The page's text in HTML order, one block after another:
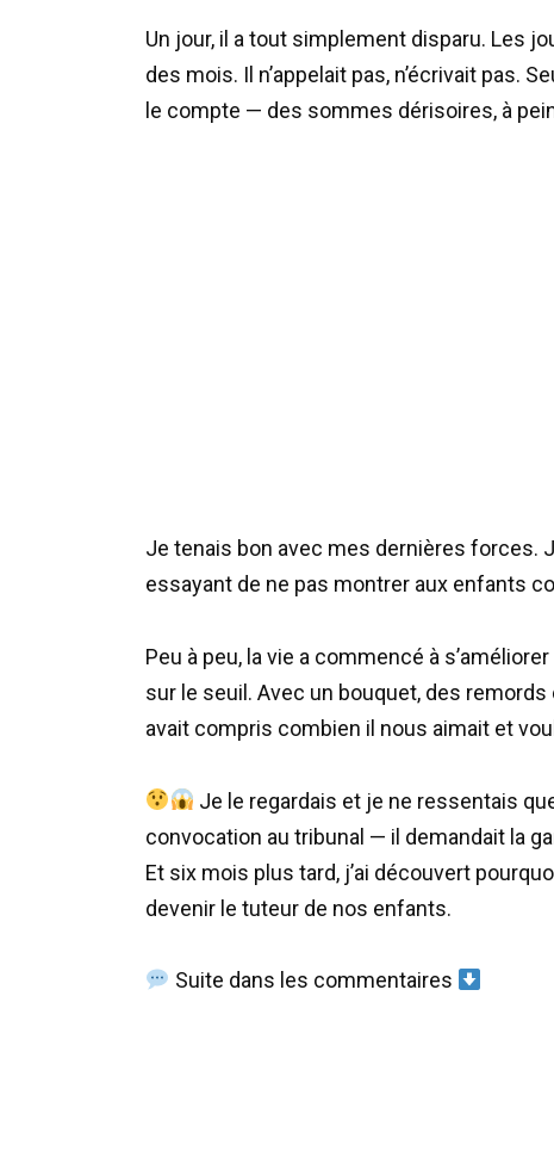
Un jour, il a tout simplement disparu. Les
des mois. Il n’appelait pas, n’écrivait pas.
le compte — des sommes dérisoires, à
Je tenais bon avec mes dernières forces.
essayant de ne pas montrer aux enfants
Peu à peu, la vie a commencé à
sur le seuil. Avec un bouquet, des remords
avait compris combien il nous aimait et
Je le regardais et je ne ressentais
convocation au tribunal — il demandait la
Et six mois plus tard, j’ai découvert
devenir le tuteur de nos enfants.
Suite dans les commentaires